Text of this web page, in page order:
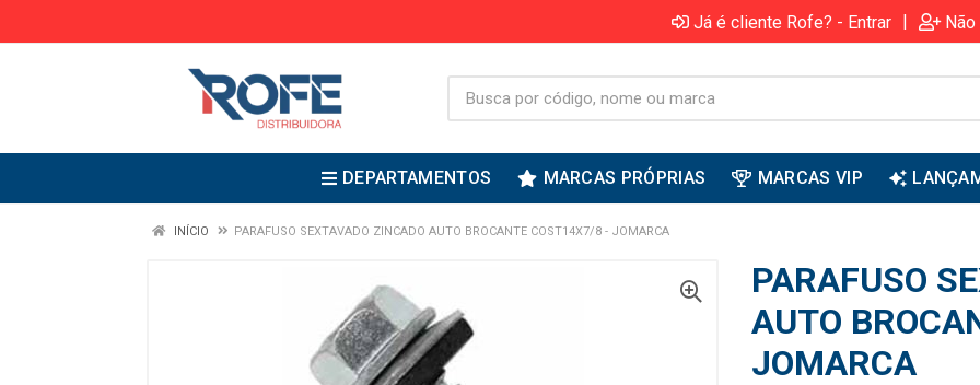
Já é cliente Rofe? - Entrar |
DEPARTAMENTOS MARCAS PRÓPRIAS MARCAS VIP
INÍCIO PARAFUSO SEXTAVADO ZINCADO AUTO BROCANTE COST14X7/8 - JOMARCA
PARAFUSO
AUTO
JOMARCA